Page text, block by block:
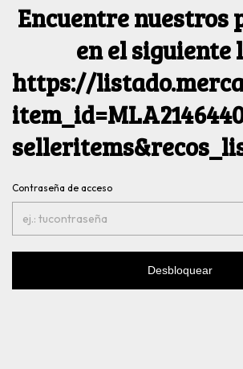
Encuentre nuestros
en el siguiente
https://
Contraseña de acceso
Desbloquear